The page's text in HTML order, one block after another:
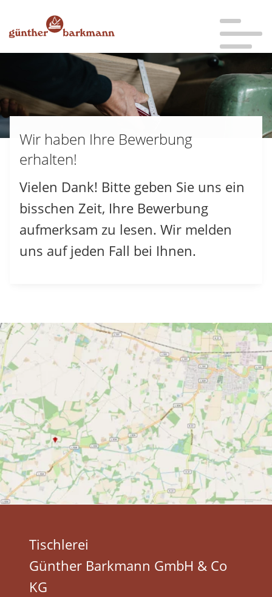
zur Hauptnavigation
zum Hauptinhalt
zum Inhaltsverzeichnis
Start»
Wir haben Ihre Bewerbung erhalten
Wir haben Ihre Bewerbung
erhalten!
Vielen Dank! Bitte geben Sie uns ein
bisschen Zeit, Ihre Bewerbung
aufmerksam zu lesen. Wir melden
uns auf jeden Fall bei Ihnen.
Tischlerei
Günther Barkmann GmbH & Co
KG